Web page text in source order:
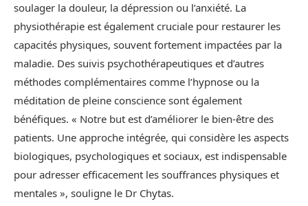
soulager la douleur, la dépression ou l’anxiété. La
physiothérapie est également cruciale pour restaurer les
capacités physiques, souvent fortement impactées par la
maladie. Des suivis psychothérapeutiques et d’autres
méthodes complémentaires comme l’hypnose ou la
méditation de pleine conscience sont également
bénéfiques. « Notre but est d’améliorer le bien-être des
patients. Une approche intégrée, qui considère les aspects
biologiques, psychologiques et sociaux, est indispensable
pour adresser efficacement les souffrances physiques et
mentales », souligne le Dr Chytas.